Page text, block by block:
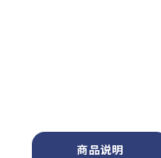
商品说明